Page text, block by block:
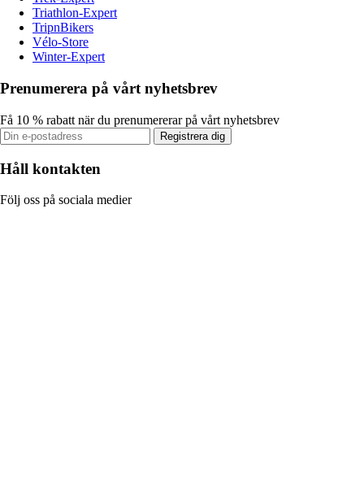
Triathlon-Expert
TripnBikers
Vélo-Store
Winter-Expert
Prenumerera på vårt nyhetsbrev
Få 10 % rabatt när du prenumererar på vårt nyhetsbrev
Registrera dig
Håll kontakten
Följ oss på sociala medier